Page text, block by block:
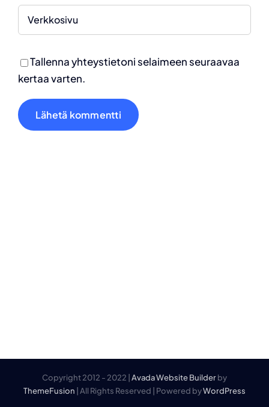
Tallenna yhteystietoni selaimeen seuraavaa
kertaa varten.
Copyright 2012 - 2022 | Avada Website Builderby
ThemeFusion | All Rights Reserved | Powered byWordPress